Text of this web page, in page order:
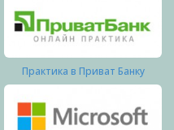
Практика в Приват Банку